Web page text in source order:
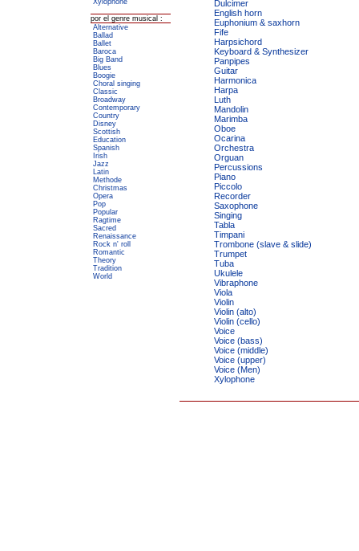
Xylophone
por el genre musical :
Alternative
Ballad
Ballet
Baroca
Big Band
Blues
Boogie
Choral singing
Classic
Broadway
Contemporary
Country
Disney
Scottish
Education
Spanish
Irish
Jazz
Latin
Methode
Christmas
Opera
Pop
Popular
Ragtime
Sacred
Renaissance
Rock n' roll
Romantic
Theory
Tradition
World
Dulcimer
English horn
Euphonium & saxhorn
Fife
Harpsichord
Keyboard & Synthesizer
Panpipes
Guitar
Harmonica
Harpa
Luth
Mandolin
Marimba
Oboe
Ocarina
Orchestra
Orguan
Percussions
Piano
Piccolo
Recorder
Saxophone
Singing
Tabla
Timpani
Trombone (slave & slide)
Trumpet
Tuba
Ukulele
Vibraphone
Viola
Violin
Violin (alto)
Violin (cello)
Voice
Voice (bass)
Voice (middle)
Voice (upper)
Voice (Men)
Xylophone